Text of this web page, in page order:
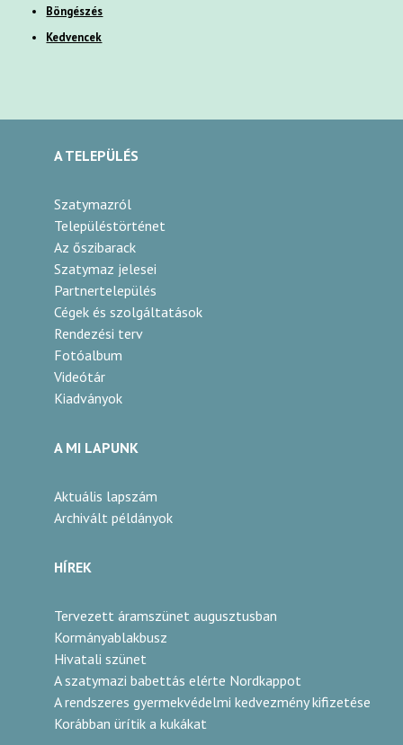
Böngészés
Kedvencek
A TELEPÜLÉS
Szatymazról
Településtörténet
Az őszibarack
Szatymaz jelesei
Partnertelepülés
Cégek és szolgáltatások
Rendezési terv
Fotóalbum
Videótár
Kiadványok
A MI LAPUNK
Aktuális lapszám
Archivált példányok
HÍREK
Tervezett áramszünet augusztusban
Kormányablakbusz
Hivatali szünet
A szatymazi babettás elérte Nordkappot
A rendszeres gyermekvédelmi kedvezmény kifizetése
Korábban ürítik a kukákat